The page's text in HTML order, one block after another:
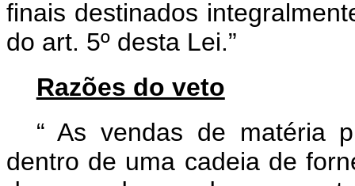
finais destinados
do art. 5º desta Lei.”
Razões do veto
“As vendas de matéria
dentro de uma cadeia de